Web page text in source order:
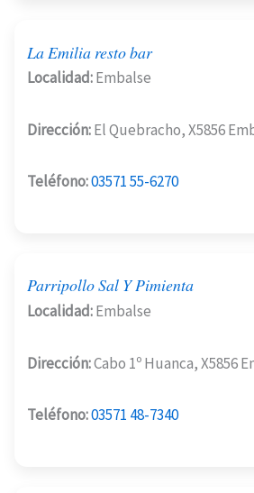
La Emilia resto bar
Localidad:Embalse
Dirección:El Quebracho, X5856
Teléfono:03571 55-6270
Parripollo Sal Y Pimienta
Localidad:Embalse
Dirección:Cabo 1º Huanca, X5856
Teléfono:03571 48-7340